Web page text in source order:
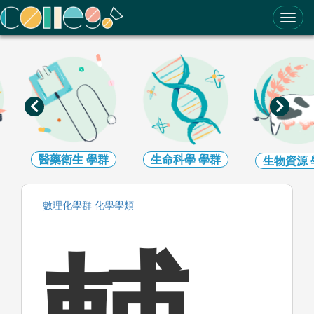
ColleGo! 大學選才與高中育才輔助系統
醫藥衛生 學群 生命科學 學群 生物資源
數理化學群 化學學類